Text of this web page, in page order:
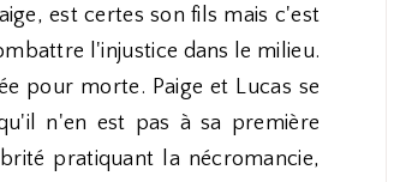
est certes son fils mais c'est
l'injustice dans le milieu.
pour morte. Paige et Lucas se
n'en est pas à sa première
pratiquant la nécromancie,